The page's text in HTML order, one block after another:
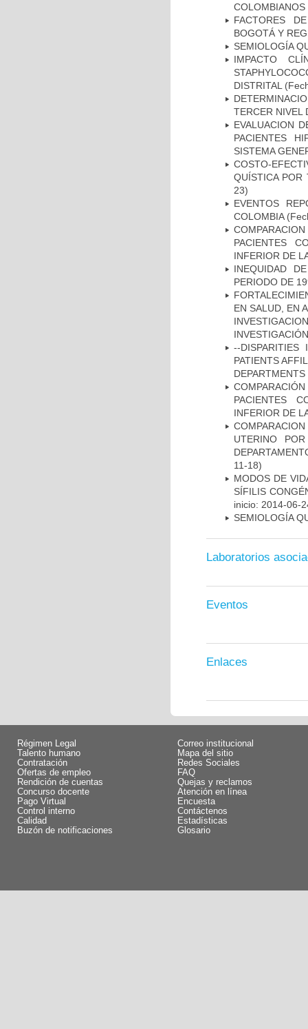
FACTORES
BOGOTÁ Y
SEMIOLOGÍA
IMPACTO
DISTRITAL
TERCER NIVEL
EVALUACION
PACIENTES
SISTEMA
COSTO-
QUÍSTICA POR
23)
EVENTOS
COLOMBIA
PACIENTES
INFERIOR DE
INEQUIDAD
PERIODO DE
EN SALUD, EN
--DISPARITIES
PATIENTS
PACIENTES
INFERIOR DE
UTERINO
11-18)
MODOS DE
SÍFILIS
inicio: 2014-06-
SEMIOLOGÍA
Laboratorios
Eventos
Enlaces
Régimen Legal
Talento humano
Contratación
Ofertas de empleo
Rendición de cuentas
Concurso docente
Pago Virtual
Control interno
Calidad
Buzón de notificaciones
Correo institucional
Mapa del sitio
Redes Sociales
FAQ
Quejas y reclamos
Atención en línea
Encuesta
Contáctenos
Estadísticas
Glosario